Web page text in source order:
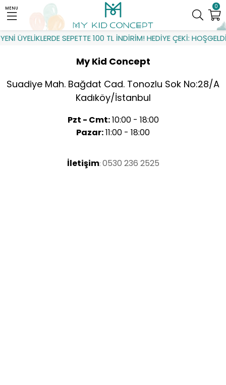
ÜYELİKLERDE SEPETTE 100 TL İNDİRİM! HEDİYE ÇEKİ:
0
MENU
My Kid Concept
Suadiye Mah. Bağdat Cad. Tonozlu Sok No:28/A
Kadıköy/İstanbul
Pzt - Cmt:10:00 - 18:00
Pazar:11:00 - 18:00
İletişim: 0530 236 2525